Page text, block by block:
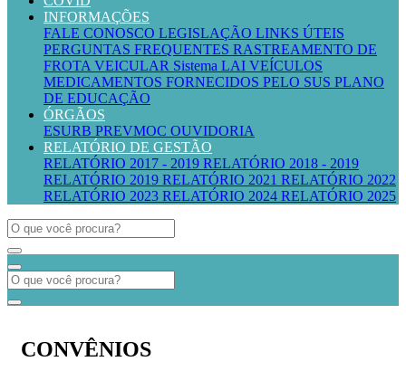
INFORMAÇÕES
FALE CONOSCO LEGISLAÇÃO LINKS ÚTEIS
PERGUNTAS FREQUENTES RASTREAMENTO DE
FROTA VEICULAR Sistema LAI VEÍCULOS
MEDICAMENTOS FORNECIDOS PELO SUS PLANO
DE EDUCAÇÃO
ÓRGÃOS
ESURB PREVMOC OUVIDORIA
RELATÓRIO DE GESTÃO
RELATÓRIO 2017 - 2019 RELATÓRIO 2018 - 2019
RELATÓRIO 2019 RELATÓRIO 2021 RELATÓRIO 2022
RELATÓRIO 2023 RELATÓRIO 2024 RELATÓRIO 2025
CONVÊNIOS